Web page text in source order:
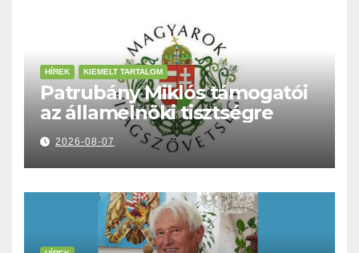
HÍREK KIEMELT TARTALOM
Patrubány Miklós támogatói
az államelnöki tisztségre
2026-08-07